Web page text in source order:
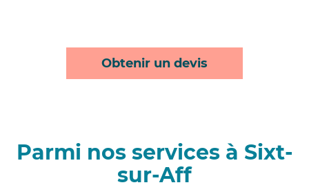
Obtenir un devis
Parmi nos services à Sixt-
sur-Aff